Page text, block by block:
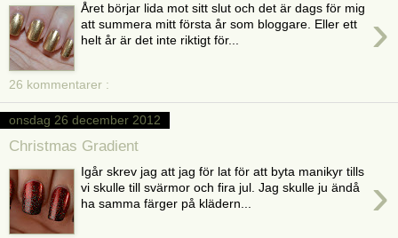
›
Året börjar lida mot sitt slut och det är dags för mig
att summera mitt första år som bloggare. Eller ett
helt år är det inte riktigt för...
26 kommentarer :
onsdag 26 december 2012
Christmas Gradient
›
Igår skrev jag att jag för lat för att byta manikyr tills
vi skulle till svärmor och fira jul. Jag skulle ju ändå
ha samma färger på klädern...